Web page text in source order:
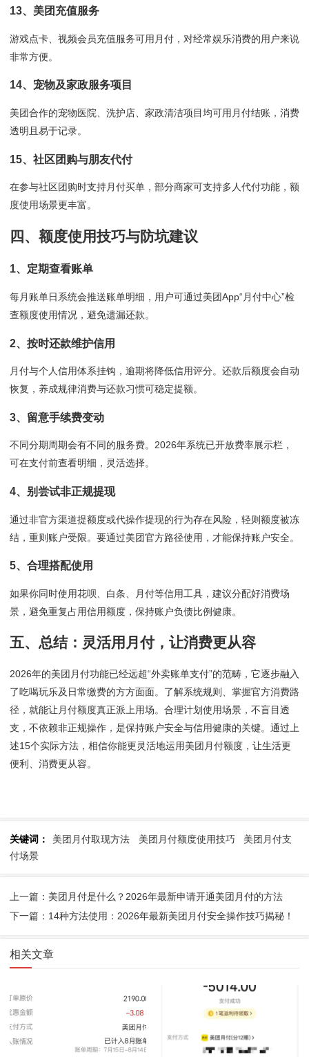
13、美团充值服务
游戏点卡、视频会员充值服务可用月付，对经常娱乐消费的用户来说
非常方便。
14、宠物及家政服务项目
美团合作的宠物医院、洗护店、家政清洁项目均可用月付结账，消费
透明且易于记录。
15、社区团购与朋友代付
在参与社区团购时支持月付买单，部分商家可支持多人代付功能，额
度使用场景更丰富。
四、额度使用技巧与防坑建议
1、定期查看账单
每月账单日系统会推送账单明细，用户可通过美团App“月付中心”检
查额度使用情况，避免遗漏还款。
2、按时还款维护信用
月付与个人信用体系挂钩，逾期将降低信用评分。还款后额度会自动
恢复，养成规律消费与还款习惯可稳定提额。
3、留意手续费变动
不同分期周期会有不同的服务费。2026年系统已开放费率展示栏，
可在支付前查看明细，灵活选择。
4、别尝试非正规提现
通过非官方渠道提额度或代操作提现的行为存在风险，轻则额度被冻
结，重则账户受限。要通过美团官方路径使用，才能保持账户安全。
5、合理搭配使用
如果你同时使用花呗、白条、月付等信用工具，建议分配好消费场
景，避免重复占用信用额度，保持账户负债比例健康。
五、总结：灵活用月付，让消费更从容
2026年的美团月付功能已经远超“外卖账单支付”的范畴，它逐步融入
了吃喝玩乐及日常缴费的方方面面。了解系统规则、掌握官方消费路
径，就能让月付额度真正派上用场。合理计划使用场景，不盲目透
支，不依赖非正规操作，是保持账户安全与信用健康的关键。通过上
述15个实际方法，相信你能更灵活地运用美团月付额度，让生活更
便利、消费更从容。
关键词： 美团月付取现方法 美团月付额度使用技巧
美团月付支
付场景
上一篇：美团月付是什么？2026年最新申请开通美团月付的方法
下一篇：14种方法使用：2026年最新美团月付安全操作技巧揭秘！
相关文章